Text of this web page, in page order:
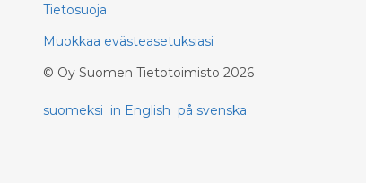
Tietosuoja
Muokkaa evästeasetuksiasi
© Oy Suomen Tietotoimisto 2026
suomeksi in English på svenska